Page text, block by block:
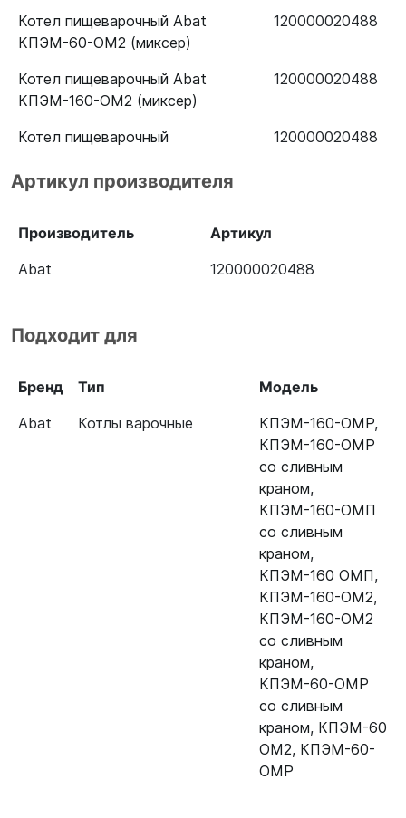
Котел пищеварочный Abat
КПЭМ-60-ОМ2 (миксер)
120000020488
Котел пищеварочный Abat
КПЭМ-160-ОМ2 (миксер)
120000020488
Котел пищеварочный
со сливным краном
120000020488
КПЭМ-60-ОМР (миксер)
Артикул производителя
Производитель
Артикул
Abat
120000020488
Подходит для
Бренд Тип
Модель
Abat
Котлы варочные КПЭМ-160-ОМР,
КПЭМ-160-ОМР
со сливным
краном,
КПЭМ-160-ОМП
со сливным
краном,
КПЭМ-160 ОМП,
КПЭМ-160-ОМ2,
КПЭМ-160-ОМ2
со сливным
краном,
КПЭМ-60-ОМР
со сливным
краном, КПЭМ-60
ОМ2, КПЭМ-60-
ОМР